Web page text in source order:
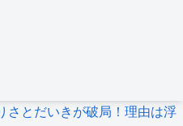
さとだいきが破局！理由は浮